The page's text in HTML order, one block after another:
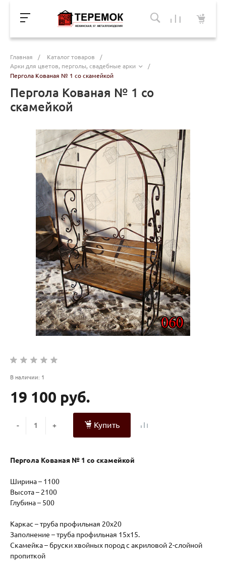
Главная / Каталог товаров
/
Арки для цветов, перголы, свадебные арки
/
Пергола Кованая № 1 со скамейкой
Пергола Кованая № 1 со
скамейкой
В наличии: 1
19 100 руб.
- + Купить
Пергола Кованая № 1 со скамейкой
Ширина – 1100
Высота – 2100
Глубина – 500
Каркас – труба профильная 20х20
Заполнение – труба профильная 15х15.
Скамейка – бруски хвойных пород с акриловой 2-слойной
пропиткой